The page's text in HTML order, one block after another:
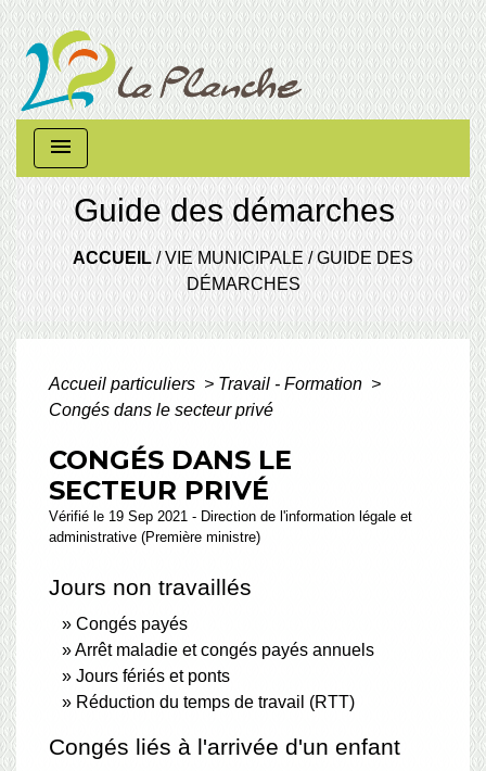
menu
Guide des démarches
ACCUEIL/VIE MUNICIPALE/GUIDE DES
DÉMARCHES
Accueil particuliers > Travail - Formation >
Congés dans le secteur privé
CONGÉS DANS LE
SECTEUR PRIVÉ
Vérifié le 19 Sep 2021 - Direction de l'information légale et
administrative (Première ministre)
Jours non travaillés
Congés payés
Arrêt maladie et congés payés annuels
Jours fériés et ponts
Réduction du temps de travail (RTT)
Congés liés à l'arrivée d'un enfant